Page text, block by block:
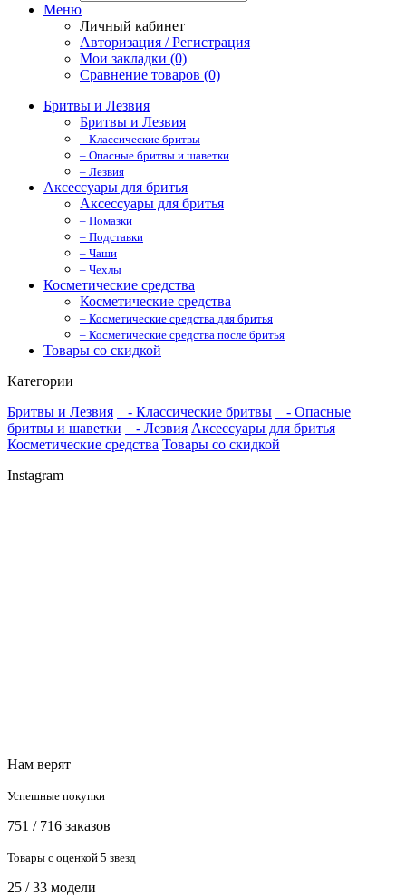
Меню
Личный кабинет
Авторизация / Регистрация
Мои закладки (0)
Сравнение товаров (0)
Бритвы и Лезвия
Бритвы и Лезвия
– Классические бритвы
– Опасные бритвы и шаветки
– Лезвия
Аксессуары для бритья
Аксессуары для бритья
– Помазки
– Подставки
– Чаши
– Чехлы
Косметические средства
Косметические средства
– Косметические средства для бритья
– Косметические средства после бритья
Товары со скидкой
Категории
Бритвы и Лезвия
- Классические бритвы
- Опасные
бритвы и шаветки
- Лезвия Аксессуары для бритья
Косметические средства Товары со скидкой
Instagram
Нам верят
Успешные покупки
751 / 716 заказов
Товары с оценкой 5 звезд
25 / 33 модели